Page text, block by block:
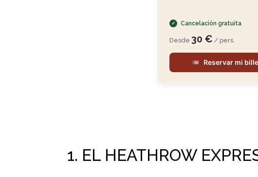
Cancelación gratuita
Desde 30 € / pers.
Reservar mi
1. EL HEATHROW